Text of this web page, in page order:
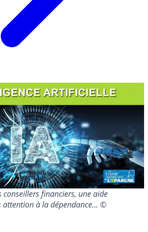
conseillers financiers, une aide
attention à la dépendance... ©